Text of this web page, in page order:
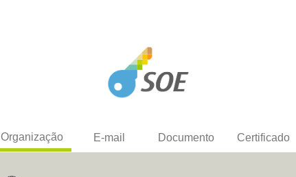
Organização E-mail Documento Certificado